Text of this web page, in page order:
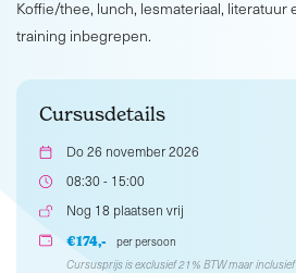
Koffie/thee, lunch, lesmateriaal, literatuur
training inbegrepen.
Cursusdetails
Do 26 november 2026
08:30 - 15:00
Nog 18 plaatsen vrij
€174,-
per persoon
Cursusprijs is exclusief 21% BTW maar